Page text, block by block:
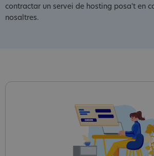
contractar un servei de hosting posa't en
nosaltres.